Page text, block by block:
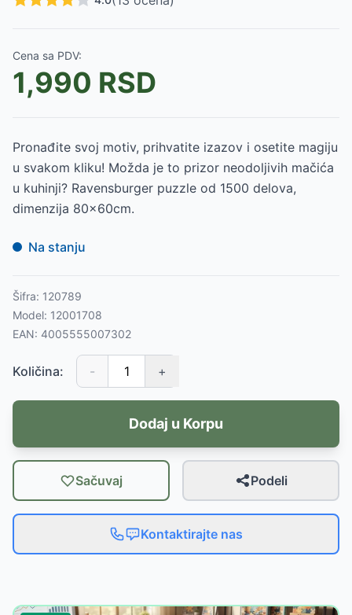
Cena sa PDV:
1,990 RSD
Pronađite svoj motiv, prihvatite izazov i osetite magiju
u svakom kliku! Možda je to prizor neodoljivih mačića
u kuhinji? Ravensburger puzzle od 1500 delova,
dimenzija 80x60cm.
Na stanju
Šifra: 120789
Model: 12001708
EAN: 4005555007302
Količina: - +
Dodaj u Korpu
Sačuvaj Podeli
Kontaktirajte nas